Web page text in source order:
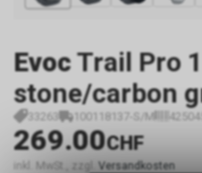
EvocTrail Pro
stone/carbon
33263 100118137-S/M
269.00CHF
inkl. MwSt., zzgl. Versandkosten